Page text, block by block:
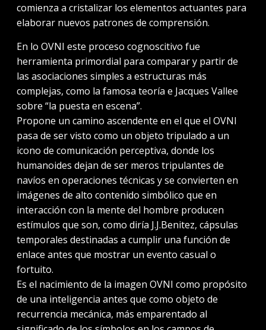
comienza a cristalizar los elementos actuantes para
elaborar nuevos patrones de comprensión.
En lo OVNI este proceso cognoscitivo fue
herramienta primordial para comparar y partir de
las asociaciones simples a estructuras más
complejas, como la famosa teoría e Jacques Vallee
sobre “la puesta en escena”.
Propone un camino ascendente en el que el OVNI
pasa de ser visto como un objeto tripulado a un
icono de comunicación perceptiva, donde los
humanoides dejan de ser meros tripulantes de
navíos en operaciones técnicas y se convierten en
imágenes de alto contenido simbólico que en
interacción con la mente del hombre producen
estímulos que son, como diría J.J.Benitez, cápsulas
temporales destinadas a cumplir una función de
enlace antes que mostrar un evento casual o
fortuito.
Es el nacimiento de la imagen OVNI como propósito
de una inteligencia antes que como objeto de
recurrencia mecánica, más emparentado al